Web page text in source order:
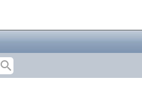
search